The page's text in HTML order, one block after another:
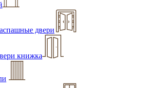
двери
книжка